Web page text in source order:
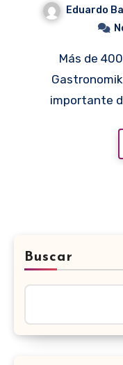
Eduardo
Más de 4000 personas asistieron a
importante
Buscar